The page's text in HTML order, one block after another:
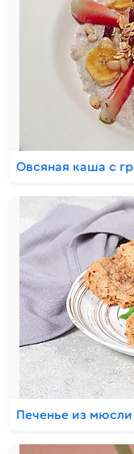
Овсяная каша с
Печенье из мюсли